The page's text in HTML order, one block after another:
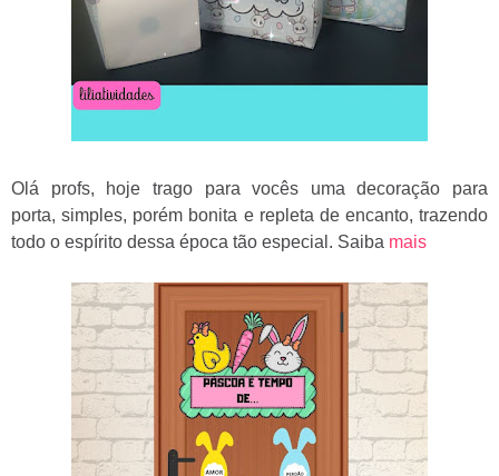
Olá profs, hoje trago para vocês uma decoração para
porta, simples, porém bonita e repleta de encanto, trazendo
todo o espírito dessa época tão especial. Saiba mais